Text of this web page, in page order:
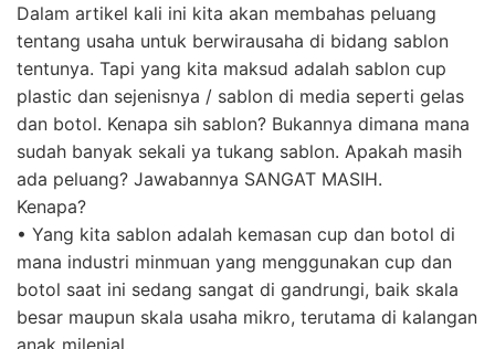
Dalam artikel kali ini kita akan membahas peluang
tentang usaha untuk berwirausaha di bidang sablon
tentunya. Tapi yang kita maksud adalah sablon cup
plastic dan sejenisnya / sablon di media seperti gelas
dan botol. Kenapa sih sablon? Bukannya dimana mana
sudah banyak sekali ya tukang sablon. Apakah masih
ada peluang? Jawabannya SANGAT MASIH.
Kenapa?
• Yang kita sablon adalah kemasan cup dan botol di
mana industri minmuan yang menggunakan cup dan
botol saat ini sedang sangat di gandrungi, baik skala
besar maupun skala usaha mikro, terutama di kalangan
anak milenial.